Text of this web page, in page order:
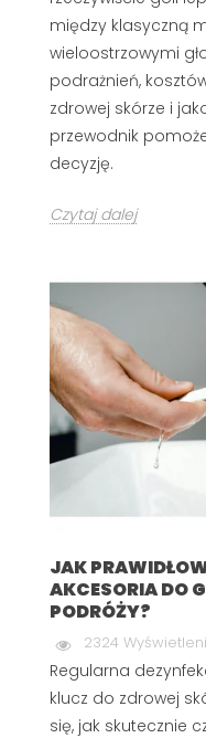
między klasyczną
wieloostrzowymi
podrażnień,
zdrowej skórze i
przewodnik
decyzję.
Czytaj dalej
JAK
AKCESORIA DO
PODRÓŻY?
2324
Regularna
klucz do zdrowej
się, jak skutecznie